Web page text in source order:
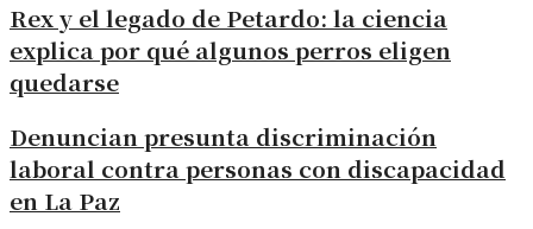
Rex y el legado de Petardo: la ciencia
explica por qué algunos perros eligen
quedarse
Denuncian presunta discriminación
laboral contra personas con discapacidad
en La Paz